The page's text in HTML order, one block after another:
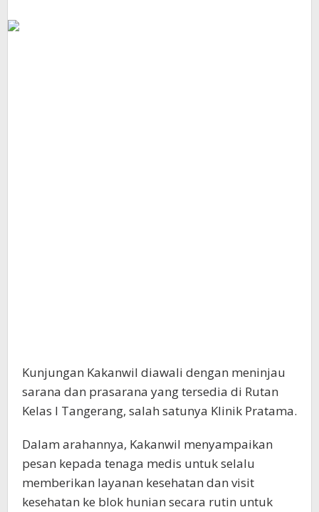
Kunjungan Kakanwil diawali dengan meninjau
sarana dan prasarana yang tersedia di Rutan
Kelas I Tangerang, salah satunya Klinik Pratama.
Dalam arahannya, Kakanwil menyampaikan
pesan kepada tenaga medis untuk selalu
memberikan layanan kesehatan dan visit
kesehatan ke blok hunian secara rutin untuk